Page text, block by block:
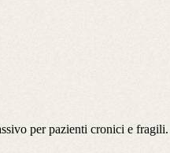
per pazienti cronici e fragili.